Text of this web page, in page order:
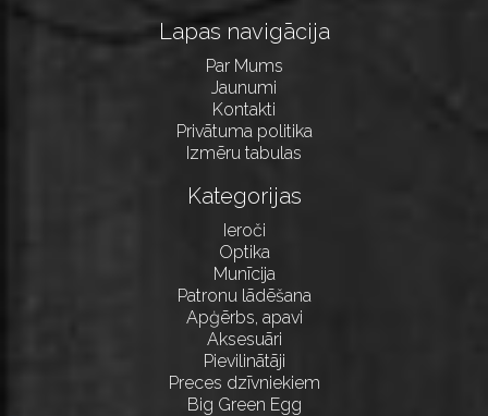
Lapas navigācija
Par Mums
Jaunumi
Kontakti
Privātuma politika
Izmēru tabulas
Kategorijas
Ieroči
Optika
Munīcija
Patronu lādēšana
Apģērbs, apavi
Aksesuāri
Pievilinātāji
Preces dzīvniekiem
Big Green Egg